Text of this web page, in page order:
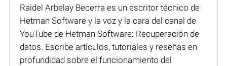
Raidel Arbelay Becerra es un escritor técnico de
Hetman Software y la voz y la cara del canal de
YouTube de Hetman Software: Recuperación de
datos. Escribe artículos, tutoriales y reseñas en
profundidad sobre el funcionamiento del